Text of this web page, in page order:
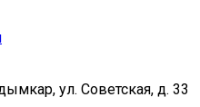
ул. Советская, д. 33